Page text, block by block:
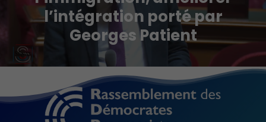
l’intégration porté par
Georges Patient